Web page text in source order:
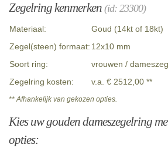
Zegelring kenmerken (id: 23300)
Materiaal:
Goud (14kt of 18kt)
Zegel(steen) formaat: 12x10 mm
Soort ring:
vrouwen /
Zegelring kosten:
v.a. € 2512,00 **
** Afhankelijk van gekozen opties.
Kies uw gouden dameszegelring
opties: